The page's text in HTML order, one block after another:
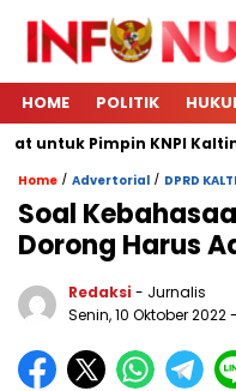
HOME POLITIK
untuk Pimpin KNPI Kaltim
Home / Advertorial / DPRD
Soal
Dorong Harus
Redaksi - Jurnalis
Senin, 10 Oktober 2022